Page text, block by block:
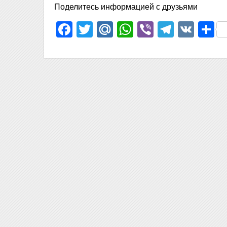
Поделитесь информацией с друзьями
Facebook
TwitterMail.Ru
WhatsApp
Viber VK